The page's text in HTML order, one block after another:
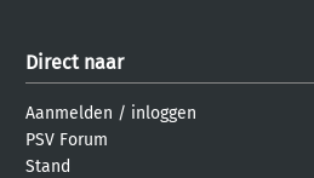
Direct naar
Aanmelden / inloggen
PSV Forum
Stand